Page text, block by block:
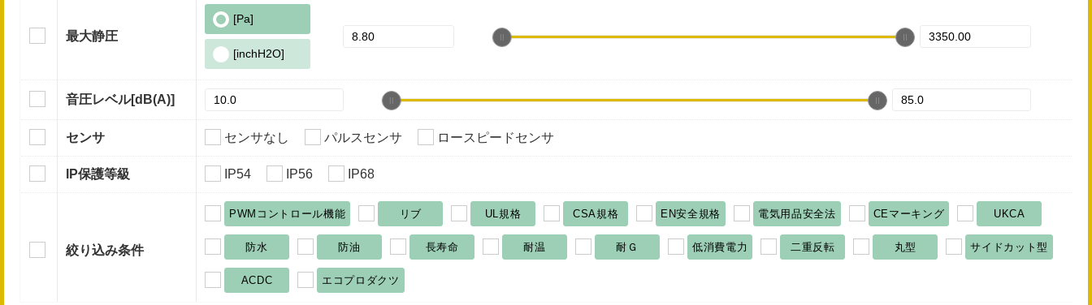
最大静圧
[Pa]
[inchH2O]
音圧レベル[dB(A)]
センサ センサなし パルスセンサ ロースピードセンサ
IP保護等級 IP54 IP56 IP68
絞り込み条件
PWMコントロール機能 リブ UL規格 CSA規格 EN安全規格 電気用品安全法 CEマーキング UKCA
防水 防油 長寿命 耐温 耐Ｇ 低消費電力 二重反転 丸型 サイドカット型
ACDC エコプロダクツ